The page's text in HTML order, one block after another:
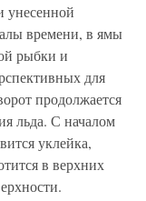
унесенной
времени, в ямы
рыбки и
для
продолжается
льда. С началом
уклейка,
в верхних